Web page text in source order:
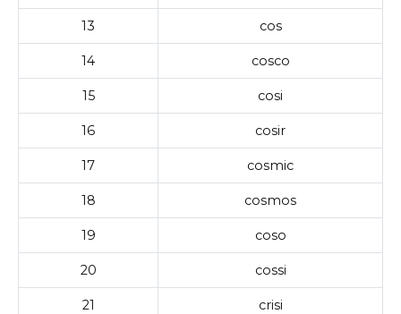
13 cos
14 cosco
15 cosi
16 cosir
17 cosmic
18 cosmos
19 coso
20 cossi
21 crisi